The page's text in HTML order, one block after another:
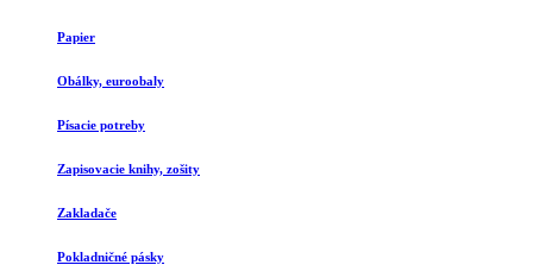
Papier
Obálky, euroobaly
Písacie potreby
Zapisovacie knihy, zošity
Zakladače
Pokladničné pásky